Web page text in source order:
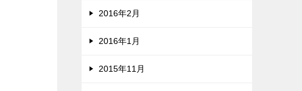
2016年2月
2016年1月
2015年11月